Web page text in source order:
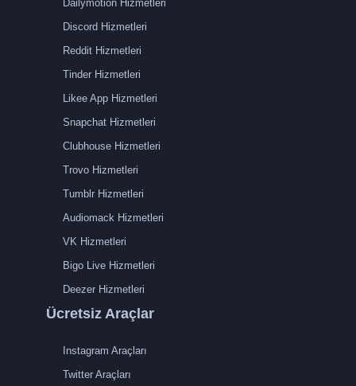
Dailymotion Hizmetleri
Discord Hizmetleri
Reddit Hizmetleri
Tinder Hizmetleri
Likee App Hizmetleri
Snapchat Hizmetleri
Clubhouse Hizmetleri
Trovo Hizmetleri
Tumblr Hizmetleri
Audiomack Hizmetleri
VK Hizmetleri
Bigo Live Hizmetleri
Deezer Hizmetleri
Ücretsiz Araçlar
Instagram Araçları
Twitter Araçları